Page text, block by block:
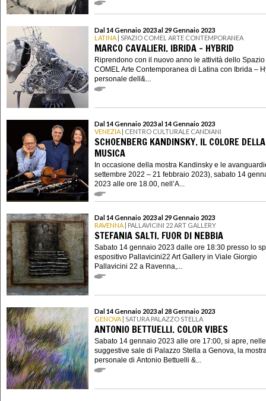
Dal 14 Gennaio 2023 al 29 Gennaio 2023
LATINA | SPAZIO COMEL ARTE CONTEMPORANEA
MARCO CAVALIERI. IBRIDA – HYBRID
Riprendono con il nuovo anno le attività dello Spazio
COMEL Arte Contemporanea di Latina con Ibrida –
personale dell&...
Dal 14 Gennaio 2023 al 14 Gennaio 2023
VENEZIA | CENTRO CULTURALE CANDIANI
SCHOENBERG KANDINSKY. IL COLORE DELLA
MUSICA
In occasione della mostra Kandinsky e le
settembre 2022 – 21 febbraio 2023), sabato 14
2023 alle ore 18.00, nell’A...
Dal 14 Gennaio 2023 al 29 Gennaio 2023
RAVENNA | PALLAVICINI 22 ART GALLERY
STEFANIA SALTI. FUOR DI NEBBIA
Sabato 14 gennaio 2023 dalle ore 18:30 presso lo
espositivo Pallavicini22 Art Gallery in Viale Giorgio
Pallavicini 22 a Ravenna,...
Dal 14 Gennaio 2023 al 28 Gennaio 2023
GENOVA | SATURA PALAZZO STELLA
ANTONIO BETTUELLI. COLOR VIBES
Sabato 14 gennaio 2023 alle ore 17:00, si apre, nelle
suggestive sale di Palazzo Stella a Genova, la
personale di Antonio Bettuelli &...